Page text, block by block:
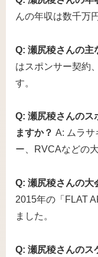
んの年収は数千万
Q: 瀬尻稜さんの主
はスポンサー契約
す。
Q: 瀬尻稜さんのス
ますか？ A: ムラサ
ー、RVCAなどの
Q: 瀬尻稜さんの大
2015年の「FLAT
ました。
Q: 瀬尻稜さんのス